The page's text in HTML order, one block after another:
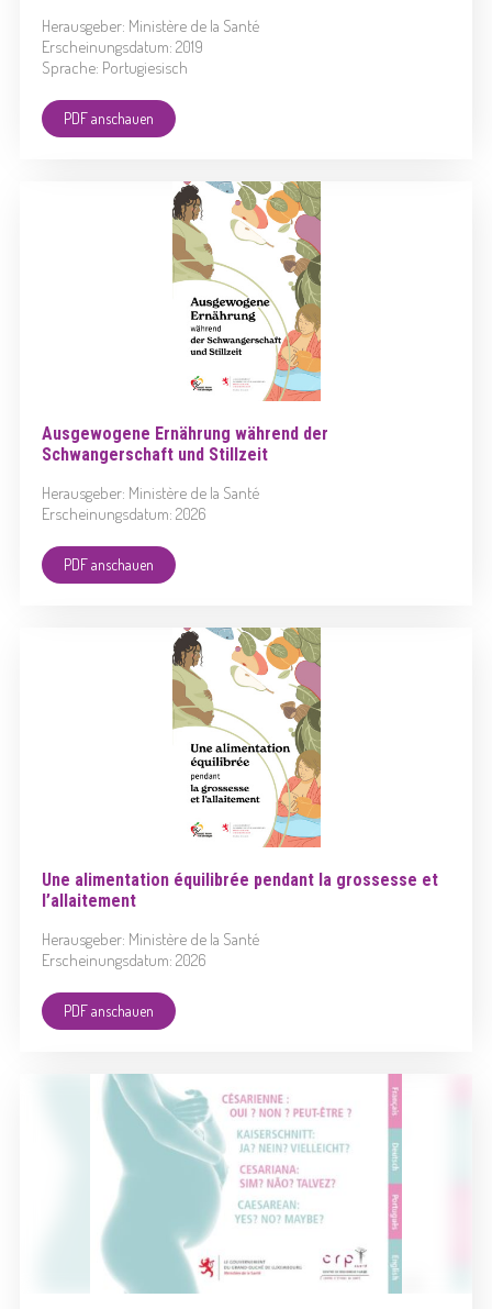
Herausgeber: Ministère de la Santé
Erscheinungsdatum: 2019
Sprache: Portugiesisch
PDF anschauen
Ausgewogene Ernährung während der
Schwangerschaft und Stillzeit
Herausgeber: Ministère de la Santé
Erscheinungsdatum: 2026
PDF anschauen
Une alimentation équilibrée pendant la grossesse et
l’allaitement
Herausgeber: Ministère de la Santé
Erscheinungsdatum: 2026
PDF anschauen